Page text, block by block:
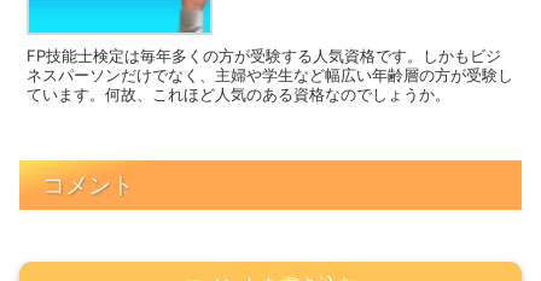
FP技能士検定は毎年多くの方が受験する人気資格です。しかもビジ
ネスパーソンだけでなく、主婦や学生など幅広い年齢層の方が受験し
ています。何故、これほど人気のある資格なのでしょうか。
コメント